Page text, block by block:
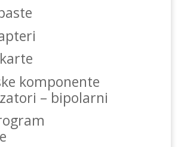
komponente
– bipolarni